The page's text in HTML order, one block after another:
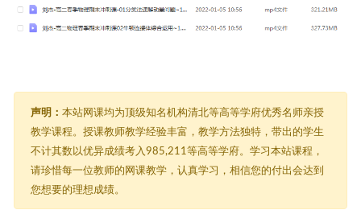
声明： 本站网课均为顶级知名机构清北等高等学府优秀名师亲授
教学课程。授课教师教学经验丰富，教学方法独特，带出的学生
不计其数以优异成绩考入985,211等高等学府。学习本站课程，
请珍惜每一位教师的网课教学，认真学习，相信您的付出会达到
您想要的理想成绩。